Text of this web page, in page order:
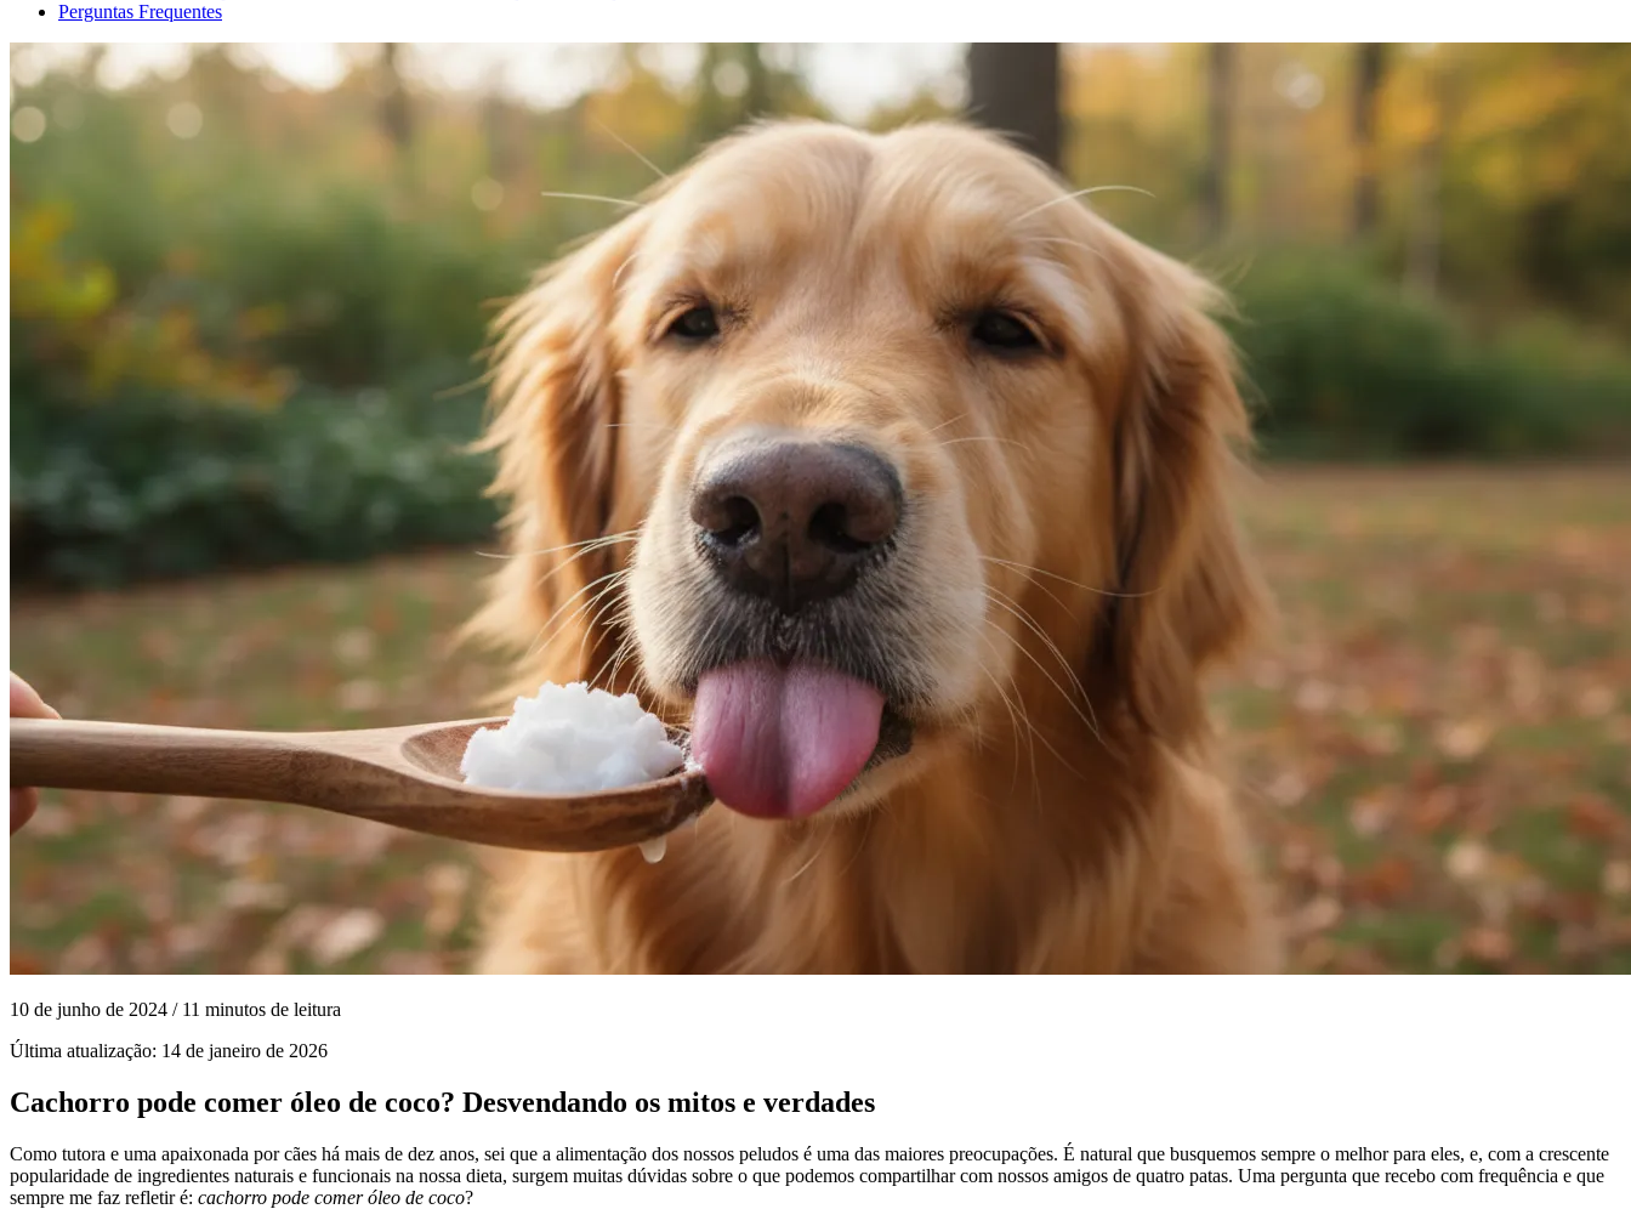
Perguntas Frequentes
10 de junho de 2024 / 11 minutos de leitura
Última atualização: 14 de janeiro de 2026
Cachorro pode comer óleo de coco? Desvendando os mitos e verdades
Como tutora e uma apaixonada por cães há mais de dez anos, sei que a alimentação dos nossos peludos é uma das maiores preocupações. É natural que busquemos sempre o melhor para eles, e, com a crescente
popularidade de ingredientes naturais e funcionais na nossa dieta, surgem muitas dúvidas sobre o que podemos compartilhar com nossos amigos de quatro patas. Uma pergunta que recebo com frequência e que
sempre me faz refletir é: cachorro pode comer óleo de coco?